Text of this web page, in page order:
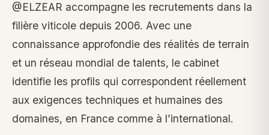
@ELZEAR accompagne les recrutements dans la
filière viticole depuis 2006. Avec une
connaissance approfondie des réalités de terrain
et un réseau mondial de talents, le cabinet
identifie les profils qui correspondent réellement
aux exigences techniques et humaines des
domaines, en France comme à l’international.